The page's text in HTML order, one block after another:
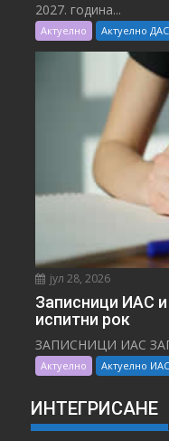
2027. година...
Актуелно Актуелно ДАС
јул 28, 2026
Записници ИАС
испитни рок
ЗАПИСНИЦИ ИАС
Актуелно Актуелно ИАС
ИНТЕГРИСАНЕ